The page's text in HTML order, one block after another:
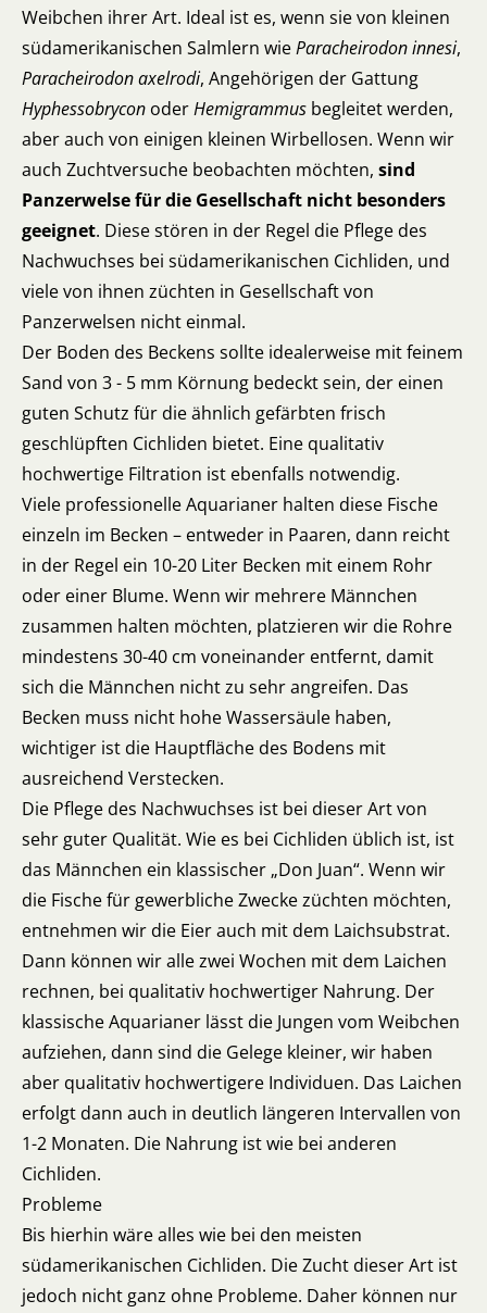
Weibchen ihrer Art. Ideal ist es, wenn sie von kleinen
südamerikanischen Salmlern wieParacheirodon innesi,
Paracheirodonaxelrodi, Angehörigen der Gattung
Hyphessobrycon oderHemigrammus begleitet werden,
aber auch von einigen kleinen Wirbellosen. Wenn wir
auch Zuchtversuche beobachten möchten, sind
Panzerwelse für die Gesellschaft nicht besonders
geeignet. Diese stören in der Regel die Pflege des
Nachwuchses bei südamerikanischen Cichliden, und
viele von ihnen züchten in Gesellschaft von
Panzerwelsen nicht einmal.
Der Boden des Beckens sollte idealerweise mit feinem
Sand von 3 - 5 mm Körnung bedeckt sein, der einen
guten Schutz für die ähnlich gefärbten frisch
geschlüpften Cichliden bietet. Eine qualitativ
hochwertige Filtration ist ebenfalls notwendig.
Viele professionelle Aquarianer halten diese Fische
einzeln im Becken – entweder in Paaren, dann reicht
in der Regel ein 10-20 Liter Becken mit einem Rohr
oder einer Blume. Wenn wir mehrere Männchen
zusammen halten möchten, platzieren wir die Rohre
mindestens 30-40 cm voneinander entfernt, damit
sich die Männchen nicht zu sehr angreifen. Das
Becken muss nicht hohe Wassersäule haben,
wichtiger ist die Hauptfläche des Bodens mit
ausreichend Verstecken.
Die Pflege des Nachwuchses ist bei dieser Art von
sehr guter Qualität. Wie es bei Cichliden üblich ist, ist
das Männchen ein klassischer „Don Juan“. Wenn wir
die Fische für gewerbliche Zwecke züchten möchten,
entnehmen wir die Eier auch mit dem Laichsubstrat.
Dann können wir alle zwei Wochen mit dem Laichen
rechnen, bei qualitativ hochwertiger Nahrung. Der
klassische Aquarianer lässt die Jungen vom Weibchen
aufziehen, dann sind die Gelege kleiner, wir haben
aber qualitativ hochwertigere Individuen. Das Laichen
erfolgt dann auch in deutlich längeren Intervallen von
1-2 Monaten. Die Nahrung ist wie bei anderen
Cichliden.
Probleme
Bis hierhin wäre alles wie bei den meisten
südamerikanischen Cichliden. Die Zucht dieser Art ist
jedoch nicht ganz ohne Probleme. Daher können nur